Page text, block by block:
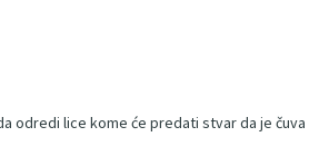
odredi lice kome će predati stvar da je čuva